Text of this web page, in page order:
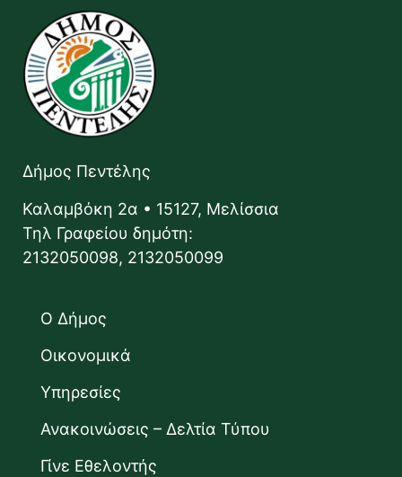
Δήμος Πεντέλης
Καλαμβόκη 2α • 15127, Μελίσσια
Τηλ Γραφείου δημότη:
2132050098, 2132050099
Ο Δήμος
Οικονομικά
Υπηρεσίες
Ανακοινώσεις – Δελτία Τύπου
Γίνε Εθελοντής